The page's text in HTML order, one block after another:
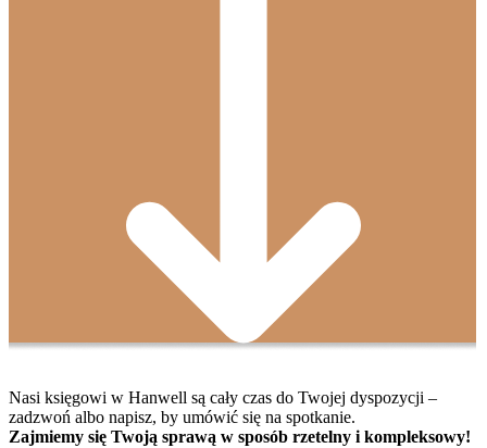
Nasi księgowi w Hanwell są cały czas do Twojej dyspozycji –
zadzwoń albo napisz, by umówić się na spotkanie.
Zajmiemy się Twoją sprawą w sposób rzetelny i kompleksowy!